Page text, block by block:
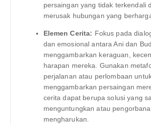
persaingan yang tidak terkendali
merusak hubungan yang
Elemen Cerita: Fokus pada
dan emosional antara Ani dan
menggambarkan keraguan,
harapan mereka. Gunakan
perjalanan atau perlombaan
menggambarkan persaingan
cerita dapat berupa solusi yang
menguntungkan atau
mengharukan.